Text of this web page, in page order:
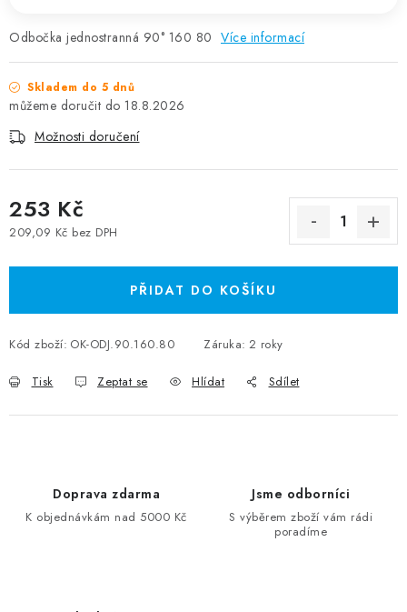
Odbočka jednostranná 90° 160 80 Více informací
Skladem do 5 dnů
18.8.2026
Možnosti doručení
253 Kč
209,09 Kč bez DPH
PŘIDAT DO KOŠÍKU
Kód zboží: OK-ODJ.90.160.80 Záruka: 2 roky
Tisk Zeptat se Hlídat Sdílet
Doprava zdarma
K objednávkám nad 5000 Kč
Jsme odborníci
S výběrem zboží vám rádi
poradíme